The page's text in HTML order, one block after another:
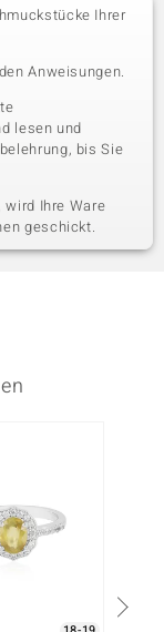
Ihrer
Anweisungen.
lesen und
bis Sie
Ihre Ware
geschickt.